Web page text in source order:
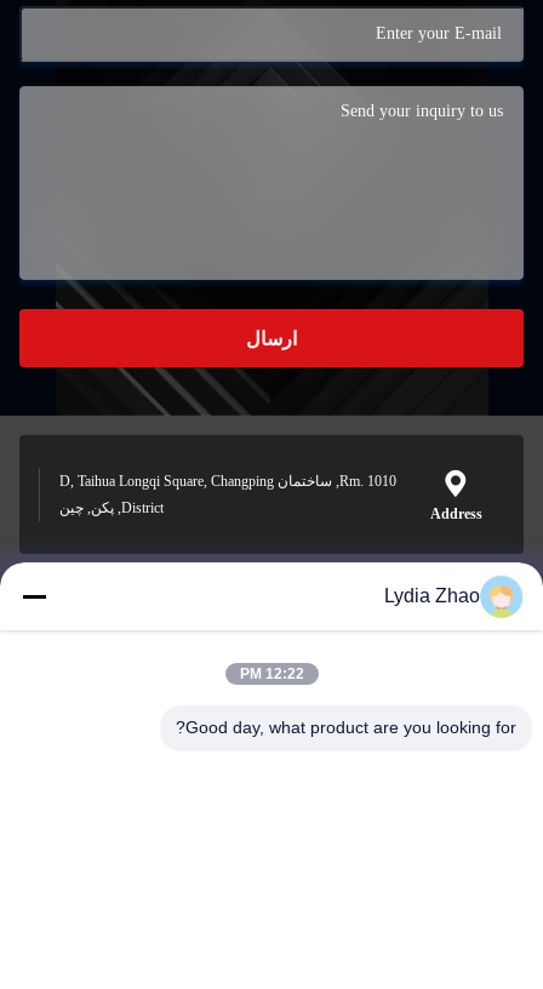
ارسال
Address
Rm. 1010, ساختمان D, Taihua Longqi Square, Changping
District, پکن, چین
jesingd@vip.sina.com
Lydia Zhao
12:22 PM
Good day, what product are you looking for?